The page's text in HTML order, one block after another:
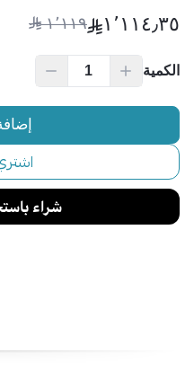
١٬١١٤٫٣٥ ١٬١١٩
الكمية